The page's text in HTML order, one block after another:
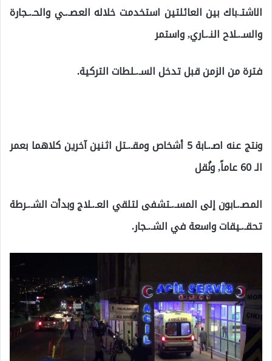
الاشتـ.باك بين العائلتين استخدمت خلاله العصـ.ـي والحـ.ـجارة
والسـ.ـلاح النـ.ـاري, واستمر
فترة من الزمن قبل تدخل السـ.ـلطات التركية.
ونتج عنه اصـ.ـابة 5 أشخاص ومقـ.ـتل اثنين آخرين كلاهما بعمر
الـ 60 عاماً, ونُقل
المصـ.ـابون إلى المسـ.ـتشفى لتلقي العـ.ـلاج وبدأت الشـ.ـرطة
تحقـ.ـيقات واسعة في الشـ.ـجار.